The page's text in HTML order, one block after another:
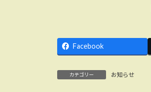
Facebook
カテゴリー お知らせ